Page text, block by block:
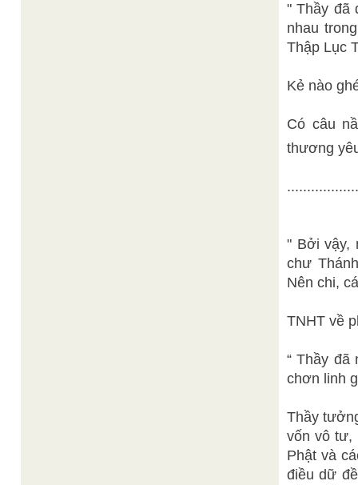
" Thầy đã
nhau
Thập Lục
Kẻ nào
Có câu
thương
" Bởi vậy,
chư
Nên chi,
TNHT về
“ Thầy đã
chơn linh
Thầy
vốn vô tư,
Phật và
điều dữ